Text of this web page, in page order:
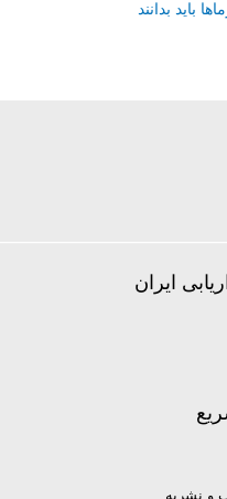
باید بدانند
ایران
و نشریه